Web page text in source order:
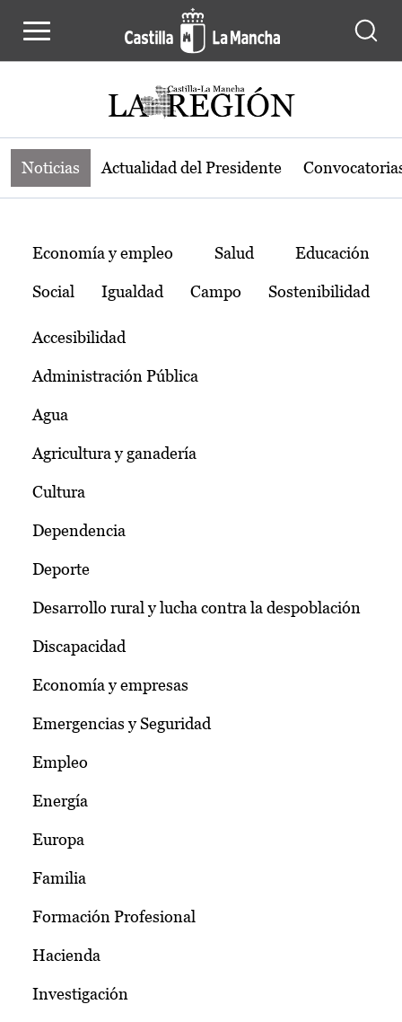
Noticias de la región de Castilla-La
Noticias Actualidad del Presidente
Temas
Economía y empleo Salud Educación
Social Igualdad Campo Sostenibilidad
Accesibilidad
Administración Pública
Agua
Agricultura y ganadería
Cultura
Dependencia
Deporte
Desarrollo rural y lucha contra la despoblación
Discapacidad
Economía y empresas
Emergencias y Seguridad
Empleo
Energía
Europa
Familia
Formación Profesional
Hacienda
Investigación